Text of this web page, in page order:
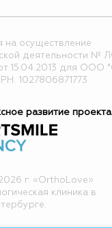
на осуществление
деятельности №
15.04.2013 для ООО
1027806871773
развитие проекта
г. «OrthoLove»
клиника в